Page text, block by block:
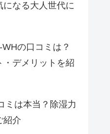
になる大人世代に
の口コミは？
・デメリットを紹
ミは本当？除湿力
紹介